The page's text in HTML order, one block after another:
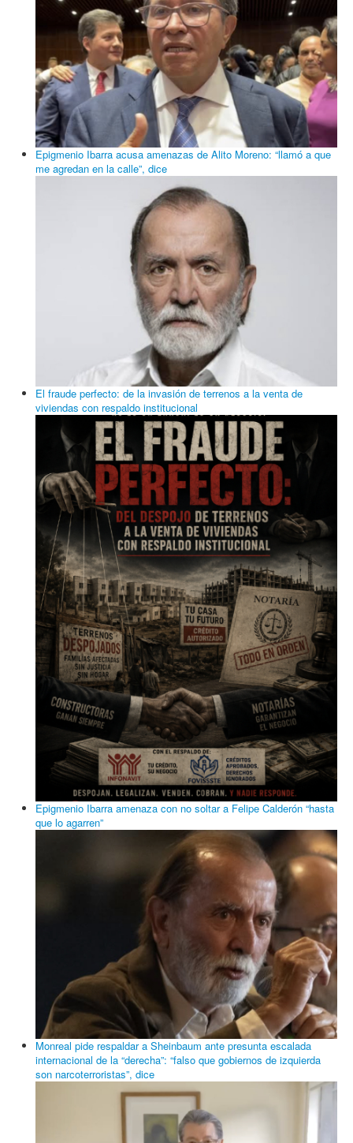
Epigmenio Ibarra acusa amenazas de Alito Moreno: “llamó a que
me agredan en la calle”, dice
El fraude perfecto: de la invasión de terrenos a la venta de
viviendas con respaldo institucional
Epigmenio Ibarra amenaza con no soltar a Felipe Calderón “hasta
que lo agarren”
Monreal pide respaldar a Sheinbaum ante presunta escalada
internacional de la “derecha”: “falso que gobiernos de izquierda
son narcoterroristas”, dice